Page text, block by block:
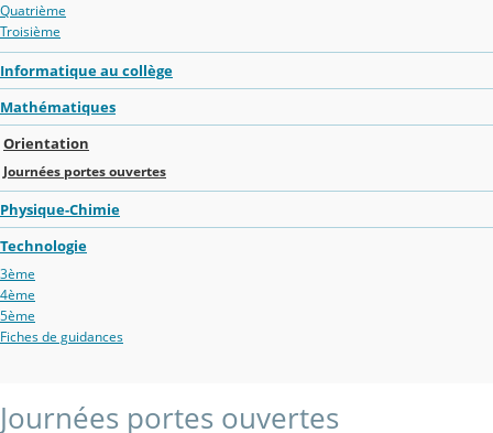
Quatrième
Troisième
Informatique au collège
Mathématiques
Orientation
Journées portes ouvertes
Physique-Chimie
Technologie
3ème
4ème
5ème
Fiches de guidances
Journées portes ouvertes